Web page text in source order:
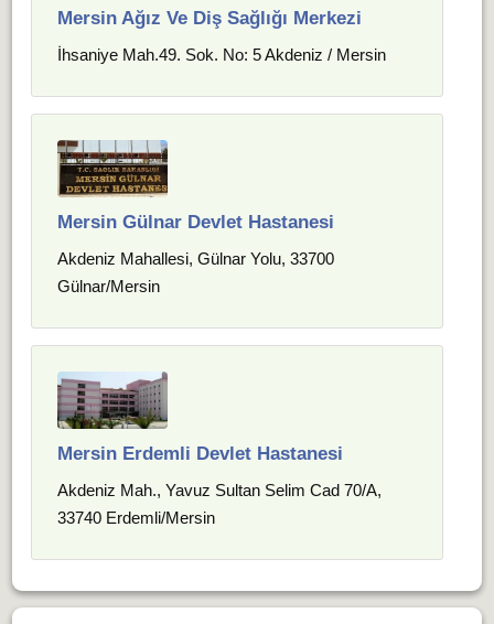
Mersin Ağız Ve Diş Sağlığı Merkezi
İhsaniye Mah.49. Sok. No: 5 Akdeniz / Mersin
Mersin Gülnar Devlet Hastanesi
Akdeniz Mahallesi, Gülnar Yolu, 33700
Gülnar/Mersin
Mersin Erdemli Devlet Hastanesi
Akdeniz Mah., Yavuz Sultan Selim Cad 70/A,
33740 Erdemli/Mersin